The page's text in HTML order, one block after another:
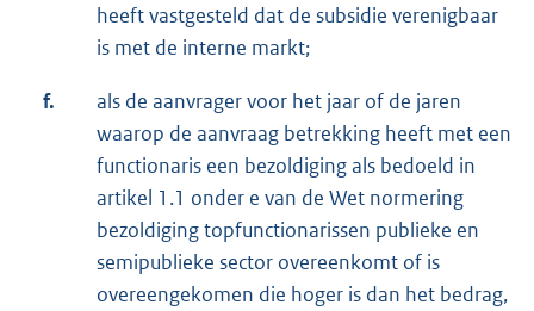
heeft vastgesteld dat de subsidie verenigbaar
is met de interne markt;
f.
als de aanvrager voor het jaar of de jaren
waarop de aanvraag betrekking heeft met een
functionaris een bezoldiging als bedoeld in
artikel 1.1 onder e van de Wet normering
bezoldiging topfunctionarissen publieke en
semipublieke sector overeenkomt of is
overeengekomen die hoger is dan het bedrag,